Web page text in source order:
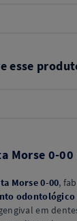
esse
Morse 0-
Morse 0-00,
odontológico
em